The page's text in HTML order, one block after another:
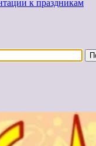
к праздникам